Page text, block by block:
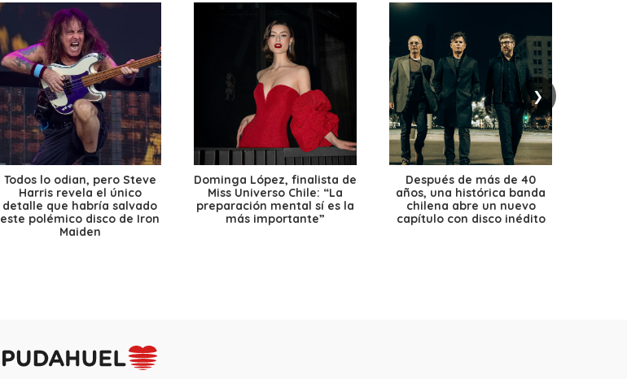
❯
Todos lo odian, pero Steve
Harris revela el único
detalle que habría salvado
este polémico disco de Iron
Maiden
Dominga López, finalista de
Miss Universo Chile: “La
preparación mental sí es la
más importante”
Después de más de 40
años, una histórica banda
chilena abre un nuevo
capítulo con disco inédito